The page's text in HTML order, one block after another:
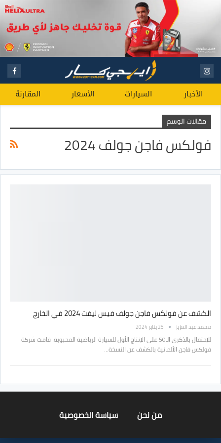
الأخبار السيارات الأسعار المقارنة
مقالات الوسم
فولكس فاجن جولف 2024
الكشف عن فولكس فاجن جولف فيس ليفت 2024 في الخارج
محمد عبد العزيز 25 يناير 2024
للإحتفال بالذكرى الـ50 على الإنتاج الأول للسيارة الرياضية المحبوبة، قامت شركة
فولكس فاجن الألمانية بالكشف عن النسخة…
من نحن سياسة الخصوصية